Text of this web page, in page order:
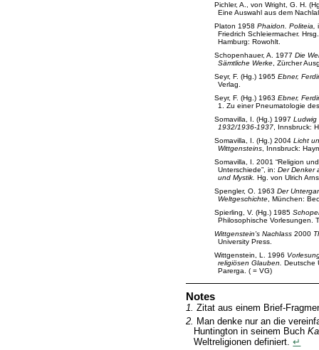
Pichler, A., von Wright, G. H.
Eine Auswahl aus dem
Platon 1958Phaidon. Politeia,
Friedrich Schleiermacher.
Hamburg: Rowohlt.
Schopenhauer, A. 1977Die
Sämtliche Werke, Zürcher
Seyr, F. (Hg.) 1965Ebner,
Verlag.
Seyr, F. (Hg.) 1963Ebner,
1. Zu einer Pneumatologie
Somavilla, I. (Hg.) 1997Ludwig
1932/1936-1937, Innsbruck:
Somavilla, I. (Hg.) 2004Licht
Wittgensteins, Innsbruck:
Somavilla, I. 2001 “Religion
Unterschiede”, in: Der Denker
und Mystik. Hg. von Ulrich
Spengler, O. 1963Der
Weltgeschichte, München:
Spierling, V. (Hg.) 1985
Philosophische Vorlesungen.
Wittgenstein's Nachlass2000
University Press.
Wittgenstein, L. 1996
religiösen Glauben. Deutsche
Parerga. ( = VG)
Notes
1.Zitat aus einem Brief-
2. Man denke nur an die
Huntington in seinem Buch
Weltreligionen definiert. ↵